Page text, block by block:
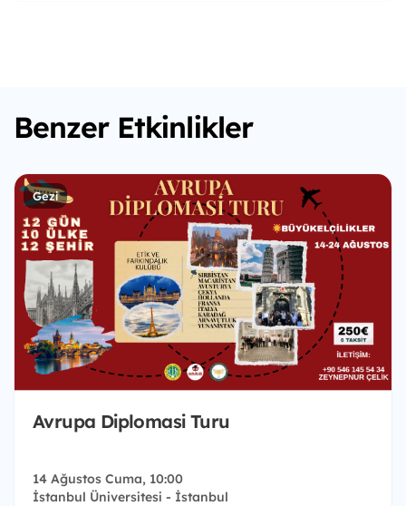
Benzer Etkinlikler
Gezi
Avrupa Diplomasi Turu
14 Ağustos Cuma, 10:00
İstanbul Üniversitesi - İstanbul